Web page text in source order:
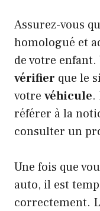
Assurez-vous
homologué et
de votre
vérifier que le
votre véhicule.
référer à la
consulter un
Une fois que
auto, il est
correctement.